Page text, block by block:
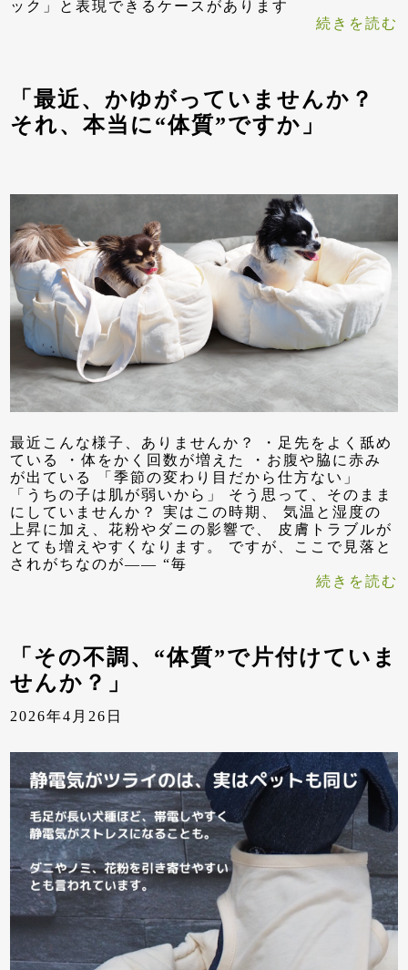
ック」と表現できるケースがあります
続きを読む
「最近、かゆがっていませんか？
それ、本当に“体質”ですか」
最近こんな様子、ありませんか？ ・足先をよく舐め
ている ・体をかく回数が増えた ・お腹や脇に赤み
が出ている 「季節の変わり目だから仕方ない」
「うちの子は肌が弱いから」 そう思って、そのまま
にしていませんか？ 実はこの時期、 気温と湿度の
上昇に加え、花粉やダニの影響で、 皮膚トラブルが
とても増えやすくなります。 ですが、ここで見落と
されがちなのが—— “毎
続きを読む
「その不調、“体質”で片付けていま
せんか？」
2026年4月26日